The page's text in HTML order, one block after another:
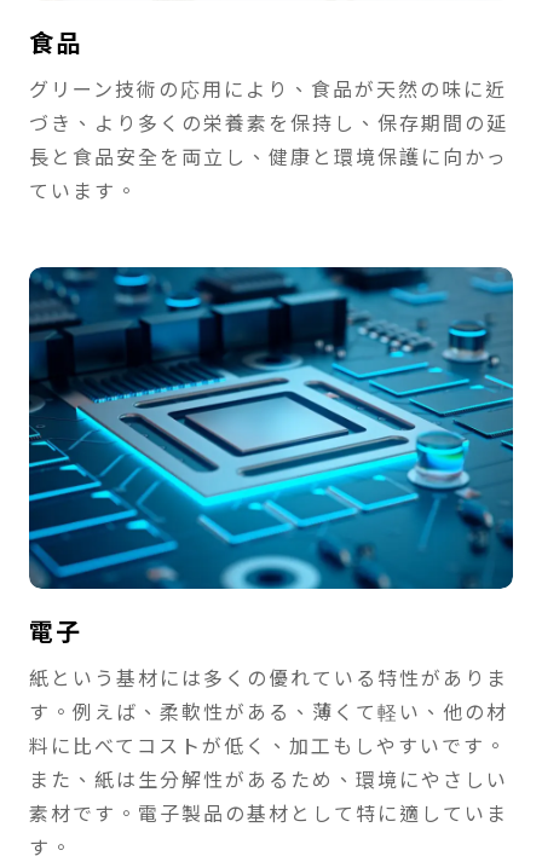
食品
グリーン技術の応用により、食品が天然の味に近
づき、より多くの栄養素を保持し、保存期間の延
長と食品安全を両立し、健康と環境保護に向かっ
ています。
電子
紙という基材には多くの優れている特性がありま
す。例えば、柔軟性がある、薄くて軽い、他の材
料に比べてコストが低く、加工もしやすいです。
また、紙は生分解性があるため、環境にやさしい
素材です。電子製品の基材として特に適していま
す。